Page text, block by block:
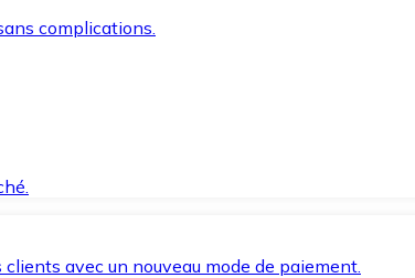
complications.
avec un nouveau mode de paiement.